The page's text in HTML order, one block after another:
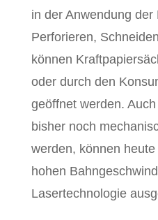
in der Anwendung
Perforieren,
können
oder durch den
geöffnet werden.
bisher noch
werden, können
hohen
Lasertechnologie